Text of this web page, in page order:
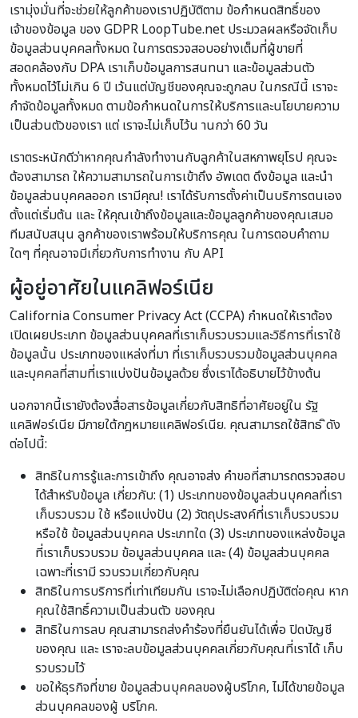
เรามุ่งมั่นที่จะช่วยให้ลูกค้าของเราปฏิบัติตาม ข้อกำหนดสิทธิ์ของ
เจ้าของข้อมูล ของ GDPR LoopTube.net ประมวลผลหรือจัดเก็บ
ข้อมูลส่วนบุคคลทั้งหมด ในการตรวจสอบอย่างเต็มที่ผู้ขายที่
สอดคล้องกับ DPA เราเก็บข้อมูลการสนทนา และข้อมูลส่วนตัว
ทั้งหมดไว้ไม่เกิน 6 ปี เว้นแต่บัญชีของคุณจะถูกลบ ในกรณีนี้ เราจะ
กำจัดข้อมูลทั้งหมด ตามข้อกำหนดในการให้บริการและนโยบายความ
เป็นส่วนตัวของเรา แต่ เราจะไม่เก็บไว้น านกว่า 60 วัน
เราตระหนักดีว่าหากคุณกำลังทำงานกับลูกค้าในสหภาพยุโรป คุณจะ
ต้องสามารถ ให้ความสามารถในการเข้าถึง อัพเดต ดึงข้อมูล และนำ
ข้อมูลส่วนบุคคลออก เรามีคุณ! เราได้รับการตั้งค่าเป็นบริการตนเอง
ตั้งแต่เริ่มต้น และ ให้คุณเข้าถึงข้อมูลและข้อมูลลูกค้าของคุณเสมอ
ทีมสนับสนุน ลูกค้าของเราพร้อมให้บริการคุณ ในการตอบคำถาม
ใดๆ ที่คุณอาจมีเกี่ยวกับการทำงาน กับ API
ผู้อยู่อาศัยในแคลิฟอร์เนีย
California Consumer Privacy Act (CCPA) กำหนดให้เราต้อง
เปิดเผยประเภท ข้อมูลส่วนบุคคลที่เราเก็บรวบรวมและวิธีการที่เราใช้
ข้อมูลนั้น ประเภทของแหล่งที่มา ที่เราเก็บรวบรวมข้อมูลส่วนบุคคล
และบุคคลที่สามที่เราแบ่งปันข้อมูลด้วย ซึ่งเราได้อธิบายไว้ข้างต้น
นอกจากนี้เรายังต้องสื่อสารข้อมูลเกี่ยวกับสิทธิที่อาศัยอยู่ใน รัฐ
แคลิฟอร์เนีย มีภายใต้กฎหมายแคลิฟอร์เนีย. คุณสามารถใช้สิทธ ิดัง
ต่อไปนี้:
สิทธิในการรู้และการเข้าถึง คุณอาจส่ง คำขอที่สามารถตรวจสอบ
ได้สำหรับข้อมูล เกี่ยวกับ: (1) ประเภทของข้อมูลส่วนบุคคลที่เรา
เก็บรวบรวม ใช้ หรือแบ่งปัน (2) วัตถุประสงค์ที่เราเก็บรวบรวม
หรือใช้ ข้อมูลส่วนบุคคล ประเภทใด (3) ประเภทของแหล่งข้อมูล
ที่เราเก็บรวบรวม ข้อมูลส่วนบุคคล และ (4) ข้อมูลส่วนบุคคล
เฉพาะที่เรามี รวบรวมเกี่ยวกับคุณ
สิทธิในการบริการที่เท่าเทียมกัน เราจะไม่เลือกปฏิบัติต่อคุณ หาก
คุณใช้สิทธิ์ความเป็นส่วนตัว ของคุณ
สิทธิในการลบ คุณสามารถส่งคำร้องที่ยืนยันได้เพื่อ ปิดบัญชี
ของคุณ และ เราจะลบข้อมูลส่วนบุคคลเกี่ยวกับคุณที่เราได้ เก็บ
รวบรวมไว้
ขอให้ธุรกิจที่ขาย ข้อมูลส่วนบุคคลของผู้บริโภค, ไม่ได้ขายข้อมูล
ส่วนบุคคลของผู้ บริโภค.